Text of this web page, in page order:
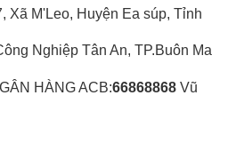
Xã M'Leo, Huyện Ea súp, Tỉnh
Nghiệp Tân An, TP.Buôn Ma
HÀNG ACB:66868868Vũ